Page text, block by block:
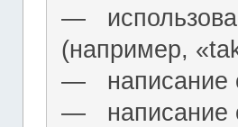
―
(например,
―
― написание